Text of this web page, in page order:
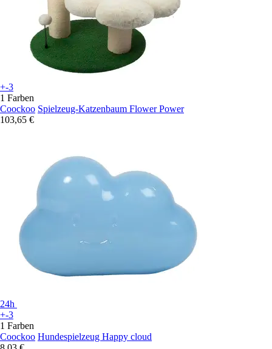
+-3
1 Farben
Coockoo Spielzeug-Katzenbaum Flower Power
103,65 €
24h
+-3
1 Farben
Coockoo Hundespielzeug Happy cloud